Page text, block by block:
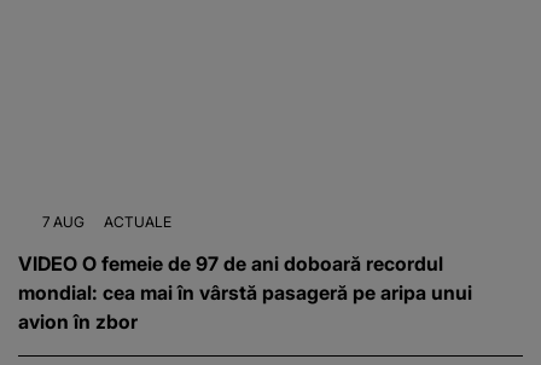
7 AUG ACTUALE
VIDEO O femeie de 97 de ani doboară recordul
mondial: cea mai în vârstă pasageră pe aripa unui
avion în zbor